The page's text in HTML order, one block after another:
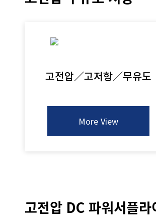
고전압／고저항／무유도
More View
고전압 DC 파워서플